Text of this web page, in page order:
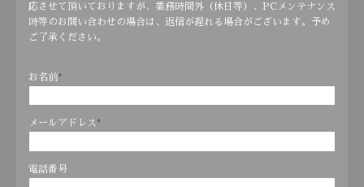
応させて頂いておりますが、業務時間外（休日等）、PCメンテナンス
時等のお問い合わせの場合は、返信が遅れる場合がございます。予め
ご了承ください。
お名前*
メールアドレス *
電話番号